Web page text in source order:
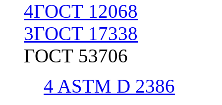
4ГОСТ 12068
3ГОСТ 17338
ГОСТ 53706
4 ASTM D 2386